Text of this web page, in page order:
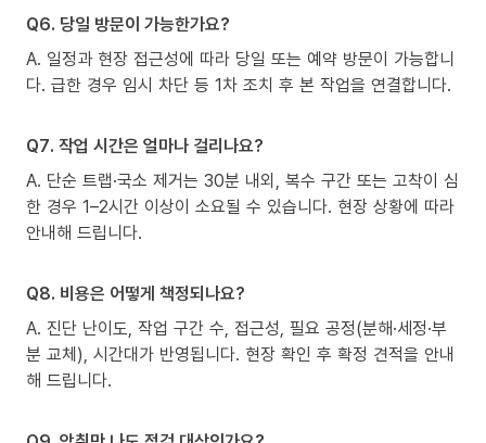
Q6. 당일 방문이 가능한가요?
A. 일정과 현장 접근성에 따라 당일 또는 예약 방문이 가능합니
다. 급한 경우 임시 차단 등 1차 조치 후 본 작업을 연결합니다.
Q7. 작업 시간은 얼마나 걸리나요?
A. 단순 트랩·국소 제거는 30분 내외, 복수 구간 또는 고착이 심
한 경우 1–2시간 이상이 소요될 수 있습니다. 현장 상황에 따라
안내해 드립니다.
Q8. 비용은 어떻게 책정되나요?
A. 진단 난이도, 작업 구간 수, 접근성, 필요 공정(분해·세정·부
분 교체), 시간대가 반영됩니다. 현장 확인 후 확정 견적을 안내
해 드립니다.